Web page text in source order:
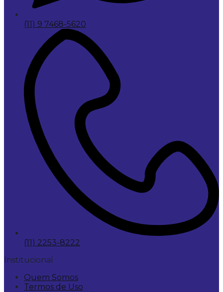
(11) 9 7468-5620
(11) 2253-8222
Institucional
Quem Somos
Termos de Uso